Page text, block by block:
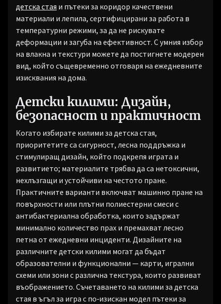
детска стая и пътеки за коридор качествени
материали и лепила, сертифицирани за работа в
температурни режими, за да не рискувате
деформации и загуба на ефективност. С умния избор
на влакна и текстури можете да постигнете модерен
вид, който същевременно отговаря на ежедневните
изисквания на дома.
Детски килими: Дизайн,
безопасност и практичност
Когато избирате килими за детска стая,
приоритетите са сигурност, лесна поддръжка и
стимулиращ дизайн, който подкрепя играта и
развитието; материалите трябва да са нетоксични,
нехлъзгащи и устойчиви на честото пране.
Практичните варианти включват машинно пране на
повърхности или плътни полиестерни смеси с
антибактериална обработка, които задържат
минимално количество прах и премахват лесно
петна от ежедневни инциденти. Дизайните на
различните детски килими могат да бъдат
образователни и функционални — карти, игрални
схеми или зони с различна текстура, които развиват
въображението. Съчетаването на килими за детска
стая в ъгъл за игра с по‑изискан модел пътеки за